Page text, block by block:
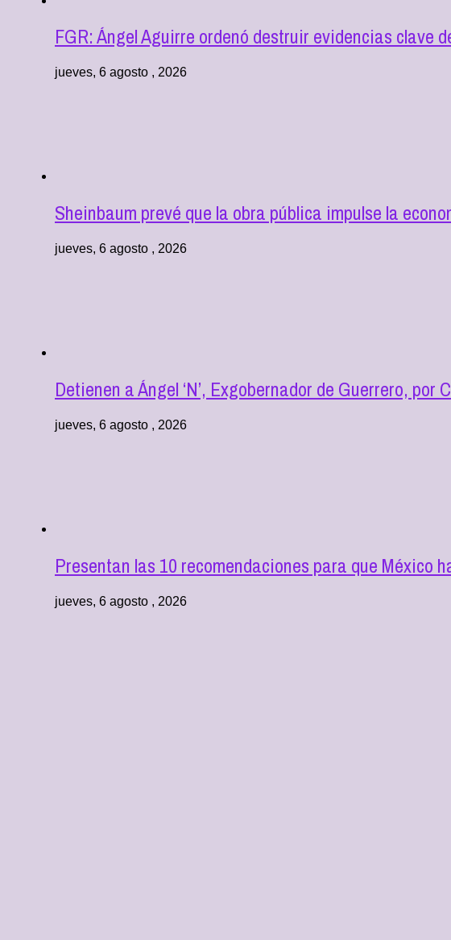
FGR: Ángel Aguirre ordenó destruir evidencias clave
jueves, 6 agosto , 2026
Sheinbaum prevé que la obra pública impulse la
jueves, 6 agosto , 2026
Detienen a Ángel ‘N’, Exgobernador de Guerrero, por
jueves, 6 agosto , 2026
Presentan las 10 recomendaciones para que
jueves, 6 agosto , 2026